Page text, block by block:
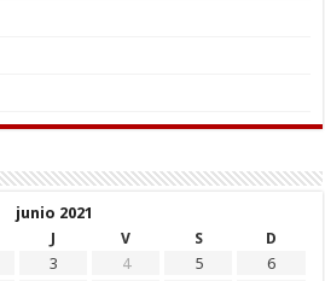
junio 2021
J V S
D
3 4 5
6